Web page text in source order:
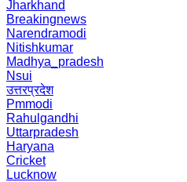
Jharkhand
Breakingnews
Narendramodi
Nitishkumar
Madhya_pradesh
Nsui
उत्तरप्रदेश
Pmmodi
Rahulgandhi
Uttarpradesh
Haryana
Cricket
Lucknow